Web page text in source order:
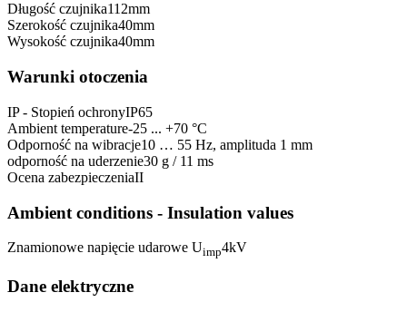
Długość czujnika112mm
Szerokość czujnika40mm
Wysokość czujnika40mm
Warunki otoczenia
IP - Stopień ochronyIP65
Ambient temperature-25 ... +70 °C
Odporność na wibracje10 … 55 Hz, amplituda 1 mm
odporność na uderzenie30 g / 11 ms
Ocena zabezpieczeniaII
Ambient conditions - Insulation values
Znamionowe napięcie udarowe Uimp4kV
Dane elektryczne